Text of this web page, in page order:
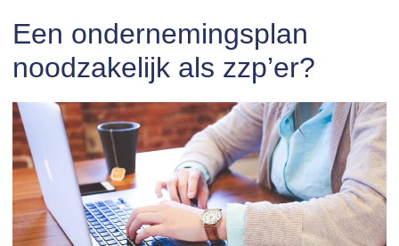
Een ondernemingsplan
noodzakelijk als zzp’er?